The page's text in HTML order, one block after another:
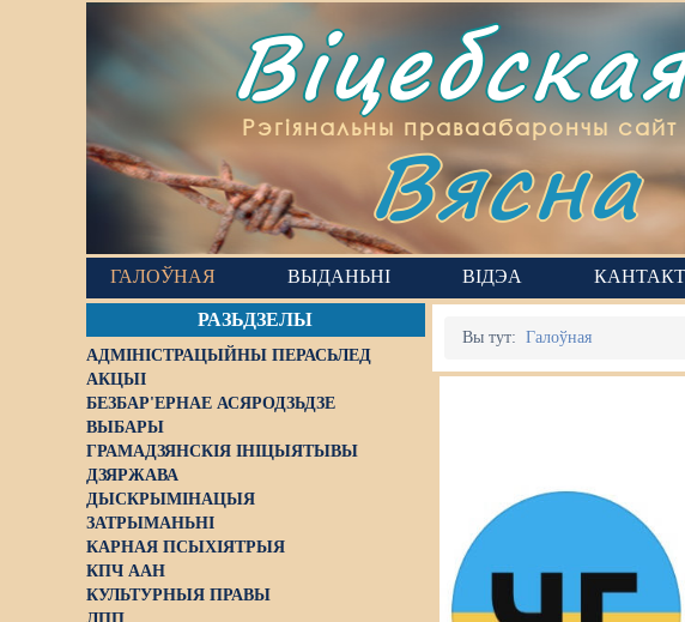
Рэгіянальны праваабарончы сайт
Вясна
ГАЛОЎНАЯ ВЫДАНЬНІ ВІДЭА КАНТАКТ
РАЗЬДЗЕЛЫ
АДМІНІСТРАЦЫЙНЫ ПЕРАСЬЛЕД
АКЦЫІ
БЕЗБАР'ЕРНАЕ АСЯРОДЗЬДЗЕ
ВЫБАРЫ
ГРАМАДЗЯНСКІЯ ІНІЦЫЯТЫВЫ
ДЗЯРЖАВА
ДЫСКРЫМІНАЦЫЯ
ЗАТРЫМАНЬНІ
КАРНАЯ ПСЫХІЯТРЫЯ
КПЧ ААН
КУЛЬТУРНЫЯ ПРАВЫ
Вы тут:Галоўная